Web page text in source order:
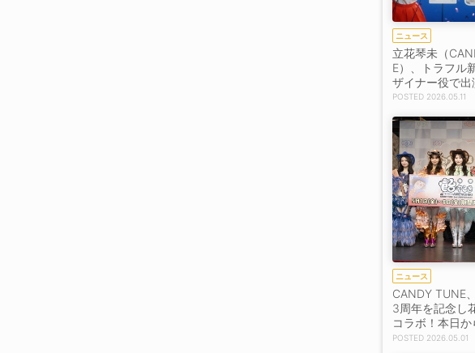
ニュース
立花琴未（
E）、トラフル
ザイナー役で出
2026.05.11
ニュース
CANDY TUNE
3周年を記念し
コラボ！本日
飴やしき」開催
2026.05.01